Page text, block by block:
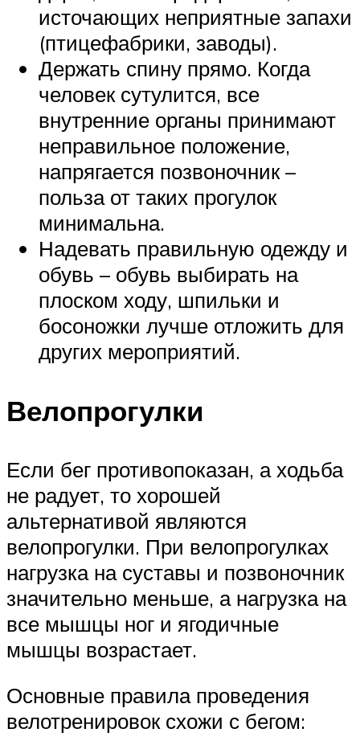
источающих неприятные запахи
(птицефабрики, заводы).
Держать спину прямо. Когда
человек сутулится, все
внутренние органы принимают
неправильное положение,
напрягается позвоночник –
польза от таких прогулок
минимальна.
Надевать правильную одежду и
обувь – обувь выбирать на
плоском ходу, шпильки и
босоножки лучше отложить для
других мероприятий.
Велопрогулки
Если бег противопоказан, а ходьба
не радует, то хорошей
альтернативой являются
велопрогулки. При велопрогулках
нагрузка на суставы и позвоночник
значительно меньше, а нагрузка на
все мышцы ног и ягодичные
мышцы возрастает.
Основные правила проведения
велотренировок схожи с бегом: